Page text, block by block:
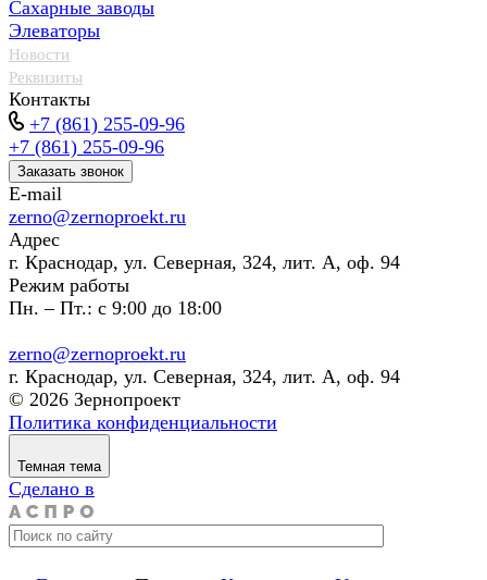
Сахарные заводы
Элеваторы
Новости
Реквизиты
Контакты
+7 (861) 255-09-96
+7 (861) 255-09-96
Заказать звонок
E-mail
zerno@zernoproekt.ru
Адрес
г. Краснодар, ул. Северная, 324, лит. А, оф. 94
Режим работы
Пн. – Пт.: с 9:00 до 18:00
zerno@zernoproekt.ru
г. Краснодар, ул. Северная, 324, лит. А, оф. 94
© 2026 Зернопроект
Политика конфиденциальности
Темная тема
Сделано в